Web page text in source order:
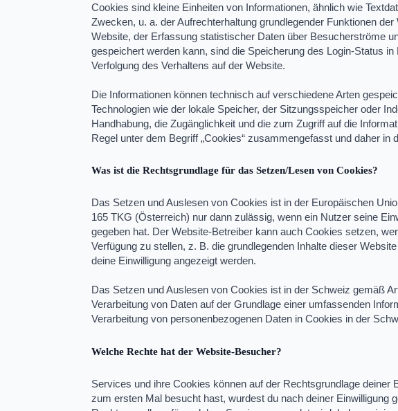
Cookies sind kleine Einheiten von Informationen, ähnlich wie
Zwecken, u. a. der Aufrechterhaltung grundlegender Funktionen
Website, der Erfassung statistischer Daten über Besucherströme
gespeichert werden kann, sind die Speicherung des Login-Status
Verfolgung des Verhaltens auf der Website.
Die Informationen können technisch auf verschiedene Arten
Technologien wie der lokale Speicher, der Sitzungsspeicher oder
Handhabung, die Zugänglichkeit und die zum Zugriff auf die
Regel unter dem Begriff „Cookies“ zusammengefasst und daher in
Was ist die Rechtsgrundlage für das Setzen/Lesen von Cookies?
Das Setzen und Auslesen von Cookies ist in der Europäischen
165 TKG (Österreich) nur dann zulässig, wenn ein Nutzer seine
gegeben hat. Der Website-Betreiber kann auch Cookies setzen,
Verfügung zu stellen, z. B. die grundlegenden Inhalte dieser
deine Einwilligung angezeigt werden.
Das Setzen und Auslesen von Cookies ist in der Schweiz gemäß
Verarbeitung von Daten auf der Grundlage einer umfassenden
Verarbeitung von personenbezogenen Daten in Cookies in der
Welche Rechte hat der Website-Besucher?
Services und ihre Cookies können auf der Rechtsgrundlage
zum ersten Mal besucht hast, wurdest du nach deiner